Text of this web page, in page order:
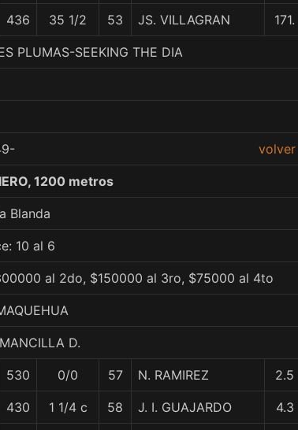
436 35 1/2 53 JS. VILLAGRAN 171.
PLUMAS-SEEKING THE DIA
volver
1200 metros
Blanda
10 al 6
al 2do, $150000 al 3ro, $75000 al 4to
D.
530 0/0 57 N. RAMIREZ 2.5
430 1 1/4 c 58 J. I. GUAJARDO 4.3